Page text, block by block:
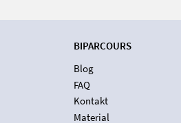
BIPARCOURS
Blog
FAQ
Kontakt
Material